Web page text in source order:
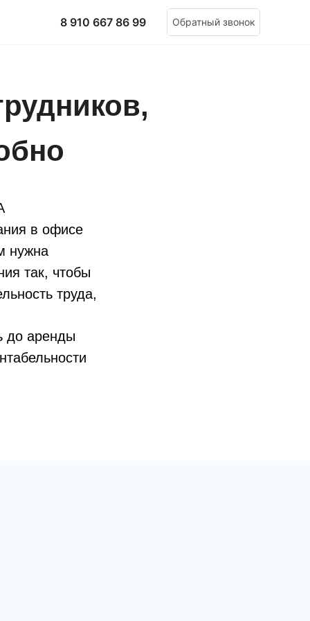
8 910 667 86 99 Обратный звонок
в офисе
нужна
так, чтобы
труда,
до аренды